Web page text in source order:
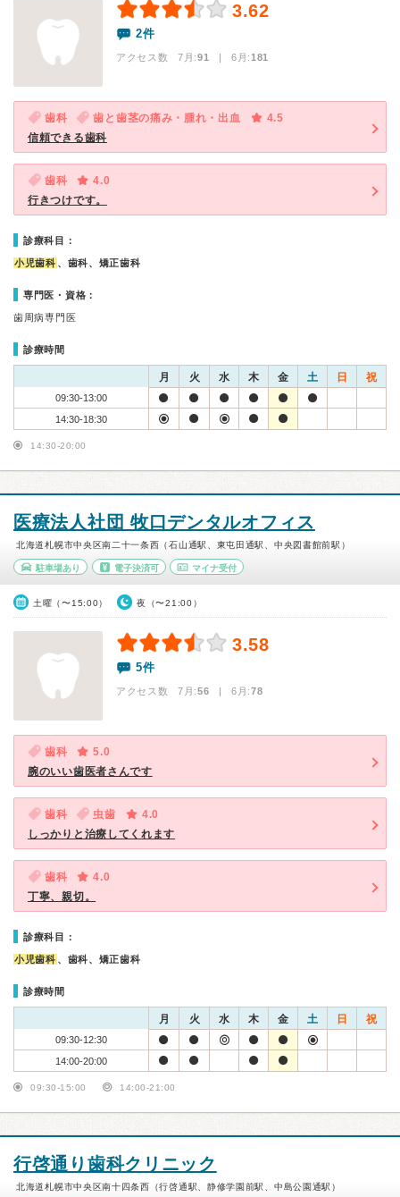
3.62
2件
アクセス数 7月:91 | 6月:181
歯科 歯と歯茎の痛み・腫れ・出血
4.5
信頼できる歯科
歯科
4.0
行きつけです。
診療科目：
小児歯科 、歯科、矯正歯科
専門医・資格：
歯周病専門医
診療時間
月 火 水 木 金 土 日 祝
09:30-13:00
14:30-18:30
14:30-20:00
医療法人社団 牧口デンタルオフィス
北海道札幌市中央区南二十一条西（石山通駅、東屯田通駅、中央図書館前駅）
駐車場あり 電子決済可 マイナ受付
土曜（〜15:00） 夜（〜21:00）
3.58
5件
アクセス数 7月:56 | 6月:78
歯科
5.0
腕のいい歯医者さんです
歯科 虫歯
4.0
しっかりと治療してくれます
歯科
4.0
丁寧、親切。
診療科目：
小児歯科 、歯科、矯正歯科
診療時間
月 火 水 木 金 土 日 祝
09:30-12:30
14:00-20:00
09:30-15:00 14:00-21:00
行啓通り歯科クリニック
北海道札幌市中央区南十四条西（行啓通駅、静修学園前駅、中島公園通駅）